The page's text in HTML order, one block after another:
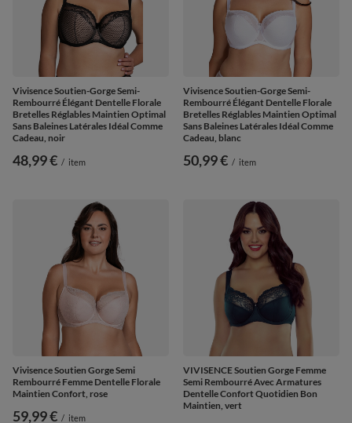
Vivisence Soutien-Gorge Semi-
Rembourré Élégant Dentelle Florale
Bretelles Réglables Maintien Optimal
Sans Baleines Latérales Idéal Comme
Cadeau, noir
48,99 € / item
Vivisence Soutien-Gorge Semi-
Rembourré Élégant Dentelle Florale
Bretelles Réglables Maintien Optimal
Sans Baleines Latérales Idéal Comme
Cadeau, blanc
50,99 € / item
Vivisence Soutien Gorge Semi
Rembourré Femme Dentelle Florale
Maintien Confort, rose
59,99 € / item
VIVISENCE Soutien Gorge Femme
Semi Rembourré Avec Armatures
Dentelle Confort Quotidien Bon
Maintien, vert